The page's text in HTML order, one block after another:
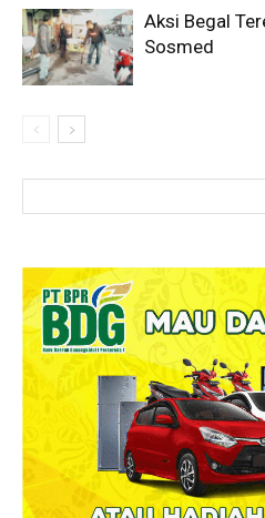
Aksi Begal
Sosmed